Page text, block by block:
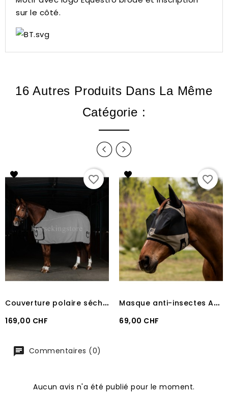
sur le côté.
16 Autres Produits Dans La Même
Catégorie :
favorite_border
C
ouverture polaire séchante Equestro Grey
Prix
169,00 CHF
favorite_border
M
asque anti-insectes Anti UV Equestro WALNUT
Prix
69,00 CHF
Commentaires (0)
Aucun avis n'a été publié pour le moment.